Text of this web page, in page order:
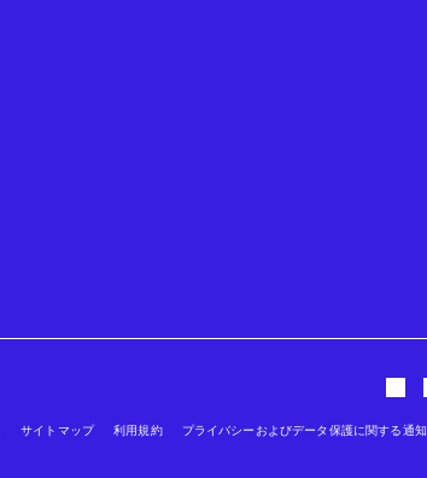
サイトマップ 利用規約 プライバシーおよびデータ保護に関する通知